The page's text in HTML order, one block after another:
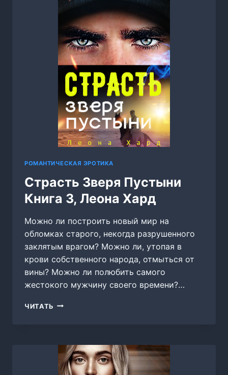
РОМАНТИЧЕСКАЯ ЭРОТИКА
Страсть Зверя Пустыни
Книга 3, Леона Хард
Можно ли построить новый мир на
обломках старого, некогда разрушенного
заклятым врагом? Можно ли, утопая в
крови собственного народа, отмыться от
вины? Можно ли полюбить самого
жестокого мужчину своего времени?…
ЧИТАТЬ СТРАСТЬ
3,
ЛЕОНА
ХАРД